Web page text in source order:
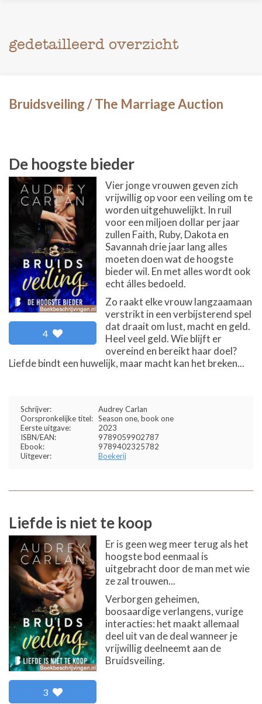
gedetailleerd overzicht
Bruidsveiling / The Marriage Auction
De hoogste bieder
4
Vier jonge vrouwen geven zich
vrijwillig op voor een veiling om te
worden uitgehuwelijkt. In ruil
voor een miljoen dollar per jaar
zullen Faith, Ruby, Dakota en
Savannah drie jaar lang alles
moeten doen wat de hoogste
bieder wil. En met alles wordt ook
echt álles bedoeld.
Zo raakt elke vrouw langzaamaan
verstrikt in een verbijsterend spel
dat draait om lust, macht en geld.
Heel veel geld. Wie blijft er
overeind en bereikt haar doel?
Liefde bindt een huwelijk, maar macht kan het breken...
Schrijver:
Audrey Carlan
Oorspronkelijke titel: Season one, book one
Eerste uitgave:
2023
ISBN/EAN:
9789059902787
Ebook:
9789402325782
Uitgever:
Boekerij
Liefde is niet te koop
3
Er is geen weg meer terug als het
hoogste bod eenmaal is
uitgebracht door de man met wie
ze zal trouwen...
Verborgen geheimen,
boosaardige verlangens, vurige
interacties: het maakt allemaal
deel uit van de deal wanneer je
vrijwillig deelneemt aan de
Bruidsveiling.